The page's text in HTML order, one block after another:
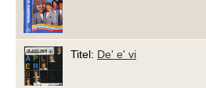
Titel: De' e' vi